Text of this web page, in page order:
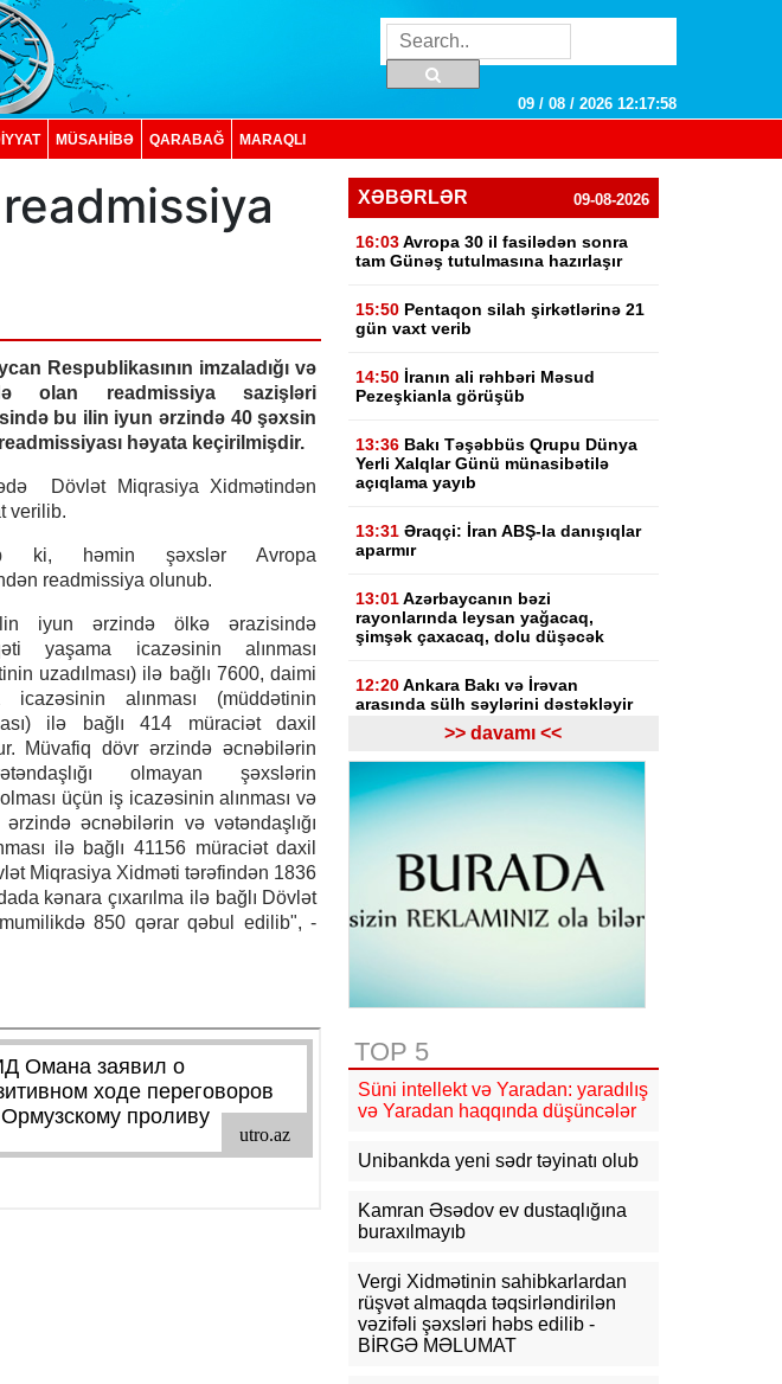
09 / 08 / 2026 12:17:59
MÜSAHİBƏ QARABAĞ MARAQLI
Respublikasının imzaladığı və
olan readmissiya sazişləri
bu ilin iyun ərzində 40 şəxsin
həyata keçirilmişdir.
Dövlət Miqrasiya Xidmətindən
verilib.
ki, həmin şəxslər Avropa
readmissiya olunub.
iyun ərzində ölkə ərazisində
yaşama icazəsinin alınması
uzadılması) ilə bağlı 7600, daimi
icazəsinin alınması (müddətinin
ilə bağlı 414 müraciət daxil
Müvafiq dövr ərzində əcnəbilərin
olmayan şəxslərin
üçün iş icazəsinin alınması və
əcnəbilərin və vətəndaşlığı
ilə bağlı 41156 müraciət daxil
Miqrasiya Xidməti tərəfindən 1836
kənara çıxarılma ilə bağlı Dövlət
850 qərar qəbul edilib", -
XƏBƏRLƏR 09-08-2026
16:03 Avropa 30 il fasilədən sonra
tam Günəş tutulmasına hazırlaşır
15:50 Pentaqon silah şirkətlərinə 21
gün vaxt verib
14:50 İranın ali rəhbəri Məsud
Pezeşkianla görüşüb
13:36 Bakı Təşəbbüs Qrupu Dünya
Yerli Xalqlar Günü münasibətilə
açıqlama yayıb
13:31 Əraqçi: İran ABŞ-la danışıqlar
aparmır
13:01 Azərbaycanın bəzi
rayonlarında leysan yağacaq,
şimşək çaxacaq, dolu düşəcək
12:20 Ankara Bakı və İrəvan
arasında sülh səylərini dəstəkləyir
sinqapurlu həmkarını təbrik edib
12:03 Azərbaycan XİN Sinqapuru
təbrik edib
11:30
UEFA İnfantino ilə bağlı
araşdırmaya hazırlaşır
heyətinə qatmaq istəyir
10:56 Netanyahu Qəzzanın HƏMAS-
ın nəzarətində olmayan hissəsində
yenidənqurma işlərini təsdiqləyib
ABŞ və Hindistan əməkdaşlığı
Avropada elektrik enerjisi
çatışmazlığını dərinləşdirə bilər
10:15 Macarıstanda prezidentliyə
yeni namizəd irəli sürülüb
>> davamı <<
TOP 5
Süni intellekt və Yaradan: yaradılış
və Yaradan haqqında düşüncələr
Unibankda yeni sədr təyinatı olub
Kamran Əsədov ev dustaqlığına
buraxılmayıb
Vergi Xidmətinin sahibkarlardan
rüşvət almaqda təqsirləndirilən
vəzifəli şəxsləri həbs edilib -
BİRGƏ MƏLUMAT